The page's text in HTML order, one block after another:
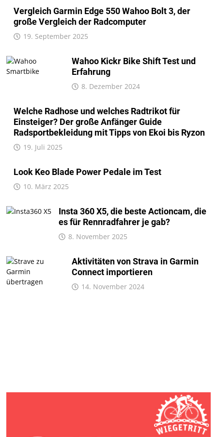
Vergleich Garmin Edge 550 Wahoo Bolt 3, der
große Vergleich der Radcomputer
19. September 2025
Wahoo Kickr Bike Shift Test und
Erfahrung
8. Dezember 2024
Welche Radhose und welches Radtrikot für
Einsteiger? Der große Anfänger Guide
Radsportbekleidung mit Tipps von Ekoi bis Ryzon
19. Juli 2025
Look Keo Blade Power Pedale im Test
10. März 2025
Insta 360 X5, die beste Actioncam, die
es für Rennradfahrer je gab?
8. November 2025
Aktivitäten von Strava in Garmin
Connect importieren
14. November 2024